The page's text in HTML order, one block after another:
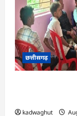
छत्तीसगढ़
kadwaghut